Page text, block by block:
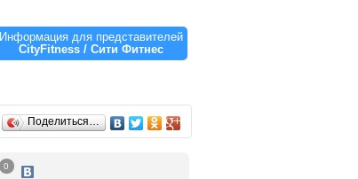
Информация для представителей
CityFitness / Сити Фитнес
Поделиться…
0